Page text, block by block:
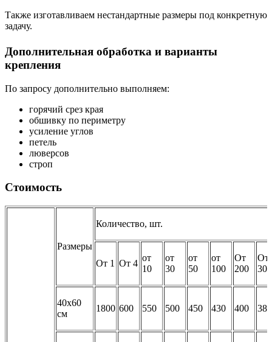
Также изготавливаем нестандартные размеры под конкретную
задачу.
Дополнительная обработка и варианты
крепления
По запросу дополнительно выполняем:
горячий срез края
обшивку по периметру
усиление углов
петель
люверсов
строп
Стоимость
Размеры
Количество, шт.
От 1 От 4
от
10
от
30
от
50
от
100
От
200
От
301
40х60
см
1800 600 550 500 450 430 400 380